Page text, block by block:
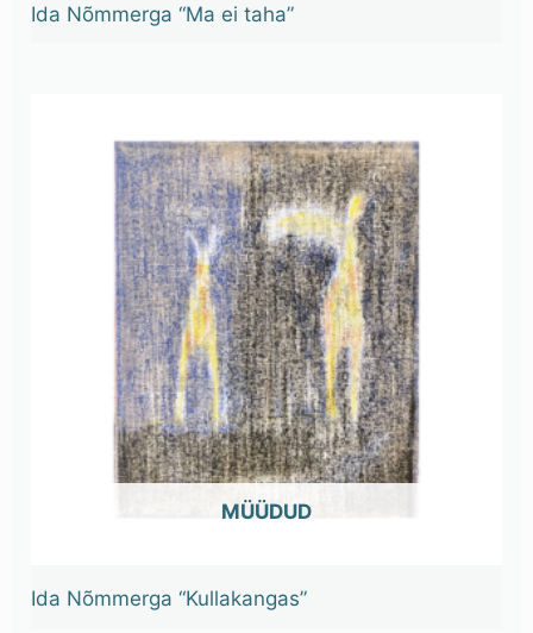
Ida Nõmmerga “Ma ei taha”
OUT OF STOCK
Ida Nõmmerga “Kullakangas”